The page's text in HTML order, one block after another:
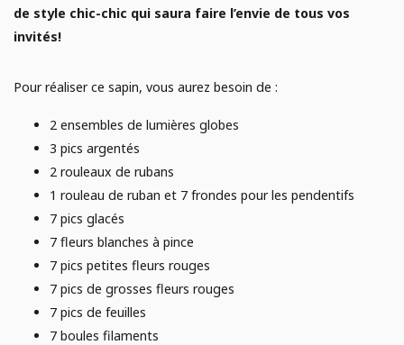
AGRICULTURE URBAINE
POTAGER
Analyse de sol
Poules
de style chic-chic qui saura faire l’envie de tous vos
invités!
Pour réaliser ce sapin, vous aurez besoin de :
2 ensembles de lumières globes
3 pics argentés
2 rouleaux de rubans
1 rouleau de ruban et 7 frondes pour les pendentifs
7 pics glacés
7 fleurs blanches à pince
7 pics petites fleurs rouges
7 pics de grosses fleurs rouges
7 pics de feuilles
7 boules filaments